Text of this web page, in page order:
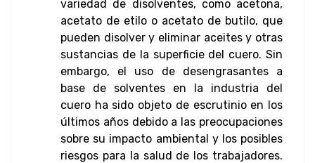
variedad de disolventes, como acetona,
acetato de etilo o acetato de butilo, que
pueden disolver y eliminar aceites y otras
sustancias de la superficie del cuero. Sin
embargo, el uso de desengrasantes a
base de solventes en la industria del
cuero ha sido objeto de escrutinio en los
últimos años debido a las preocupaciones
sobre su impacto ambiental y los posibles
riesgos para la salud de los trabajadores.